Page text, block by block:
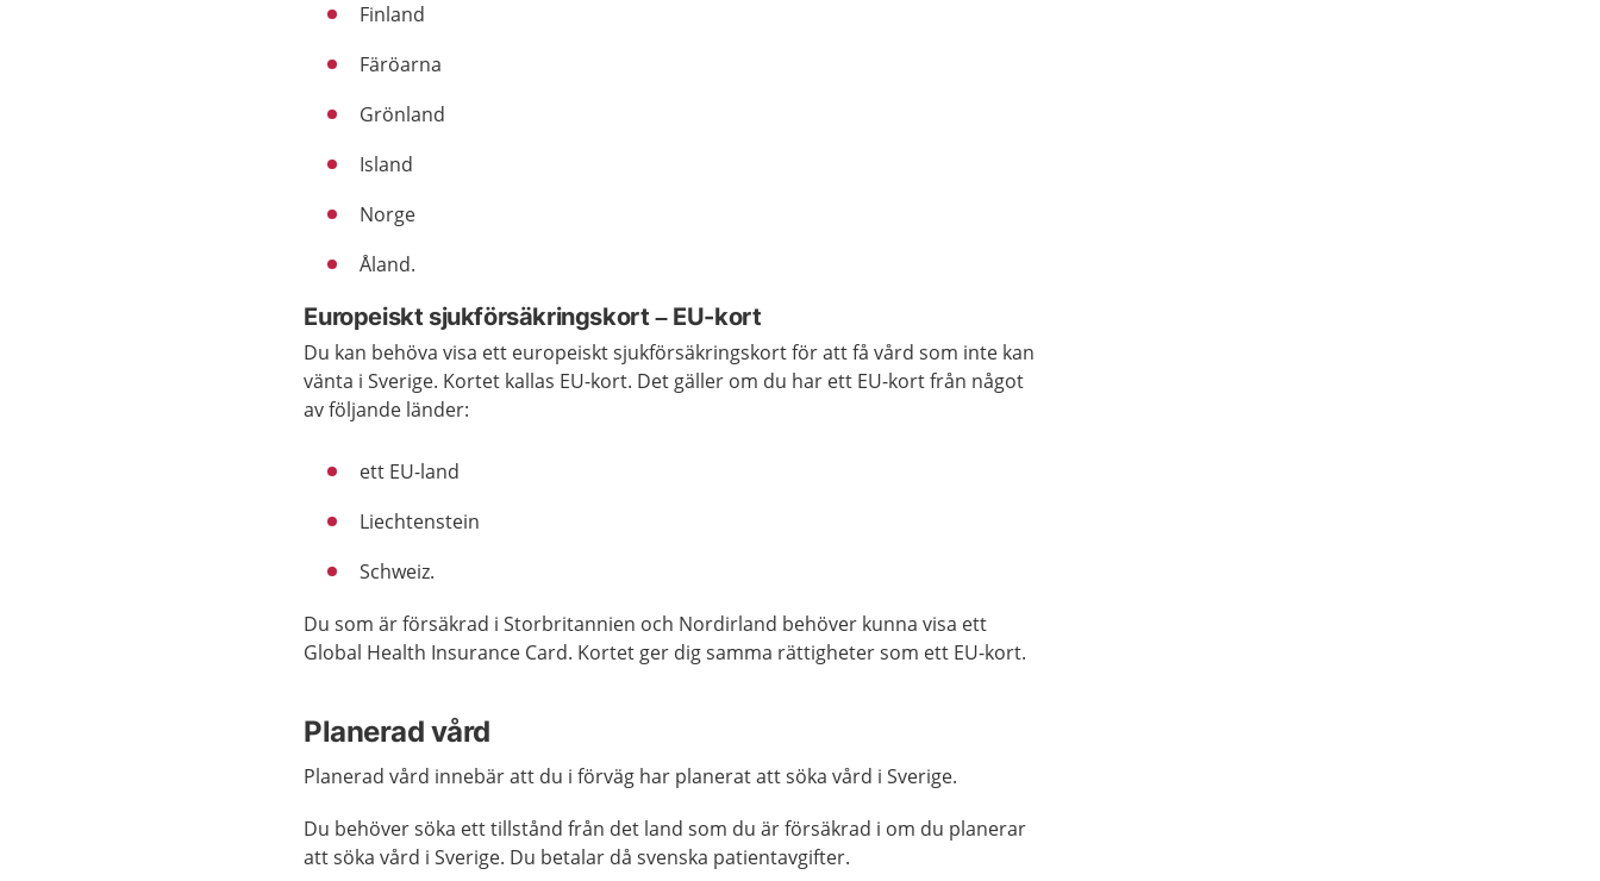
Finland
Färöarna
Grönland
Island
Norge
Åland.
Europeiskt sjukförsäkringskort – EU-kort
Du kan behöva visa ett europeiskt sjukförsäkringskort för att få vård som inte kan
vänta i Sverige. Kortet kallas EU-kort. Det gäller om du har ett EU-kort från något
av följande länder:
ett EU-land
Liechtenstein
Schweiz.
Du som är försäkrad i Storbritannien och Nordirland behöver kunna visa ett
Global Health Insurance Card. Kortet ger dig samma rättigheter som ett EU-kort.
Planerad vård
Planerad vård innebär att du i förväg har planerat att söka vård i Sverige.
Du behöver söka ett tillstånd från det land som du är försäkrad i om du planerar
att söka vård i Sverige. Du betalar då svenska patientavgifter.